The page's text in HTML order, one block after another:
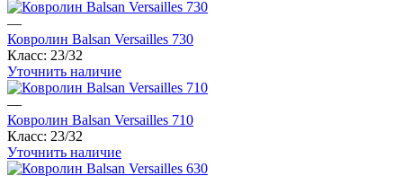
—
Ковролин Balsan Versailles 730
Класс: 23/32
Уточнить наличие
—
Ковролин Balsan Versailles 710
Класс: 23/32
Уточнить наличие